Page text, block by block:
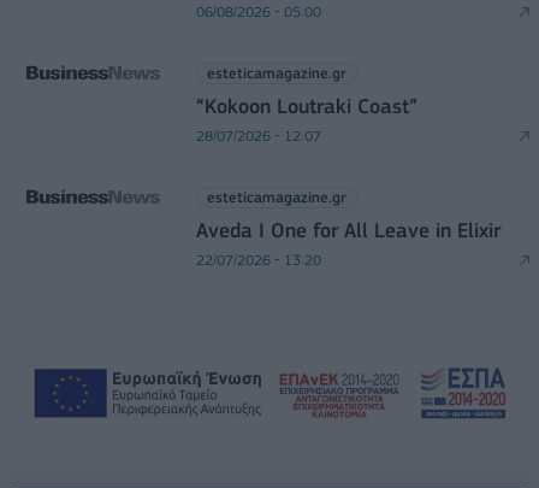
06/08/2026 - 05:00
esteticamagazine.gr
“Kokoon Loutraki Coast”
28/07/2026 - 12:07
esteticamagazine.gr
Aveda I One for All Leave in Elixir
22/07/2026 - 13:20